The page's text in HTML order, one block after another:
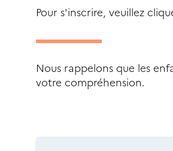
Pour s'inscrire, veuillez
Nous rappelons que les
votre compréhension.